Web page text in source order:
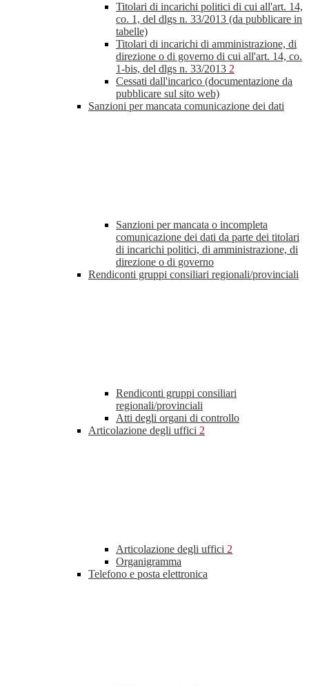
Titolari di incarichi politici di cui all'art. 14,
co. 1, del dlgs n. 33/2013 (da pubblicare in
tabelle)
Titolari di incarichi di amministrazione, di
direzione o di governo di cui all'art. 14, co.
1-bis, del dlgs n. 33/2013 2
Cessati dall'incarico (documentazione da
pubblicare sul sito web)
Sanzioni per mancata comunicazione dei dati
Sanzioni per mancata o incompleta
comunicazione dei dati da parte dei titolari
di incarichi politici, di amministrazione, di
direzione o di governo
Rendiconti gruppi consiliari regionali/provinciali
Rendiconti gruppi consiliari
regionali/provinciali
Atti degli organi di controllo
Articolazione degli uffici 2
Articolazione degli uffici 2
Organigramma
Telefono e posta elettronica